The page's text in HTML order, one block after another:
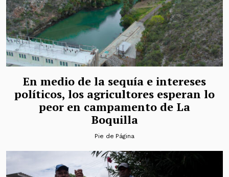
En medio de la sequía e intereses
políticos, los agricultores esperan lo
peor en campamento de La
Boquilla
Pie de Página